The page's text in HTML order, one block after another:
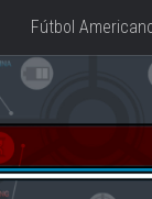
Fútbol